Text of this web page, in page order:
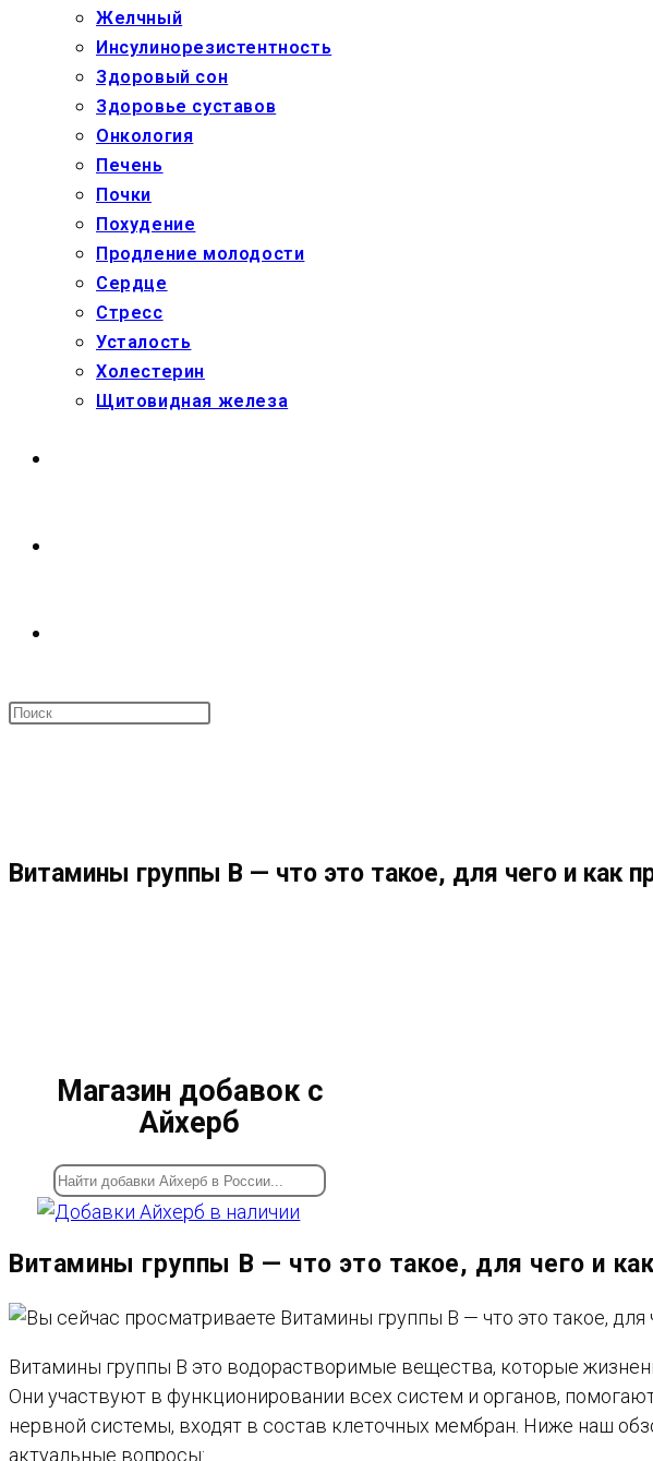
Желчный
Инсулинорезистентность
Здоровый сон
Здоровье суставов
Онкология
Печень
Почки
Похудение
Продление молодости
Сердце
Стресс
Усталость
Холестерин
Щитовидная железа
ПОИСК
Витамины группы В — что это такое, для чего и как
Магазин добавок с
Айхерб
Витамины группы В — что это такое, для чего и
Витамины группы B это водорастворимые вещества, которые
Они участвуют в функционировании всех систем и органов,
нервной системы, входят в состав клеточных мембран. Ниже наш
актуальные вопросы: